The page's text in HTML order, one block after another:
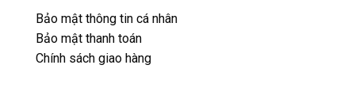
Bảo mật thông tin cá nhân
Bảo mật thanh toán
Chính sách giao hàng